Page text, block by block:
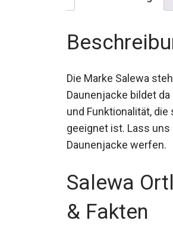
Die Marke Salewa
Daunenjacke bildet
und Funktionalität,
geeignet ist. Lass
Daunenjacke werfen.
Salewa
& Fakten